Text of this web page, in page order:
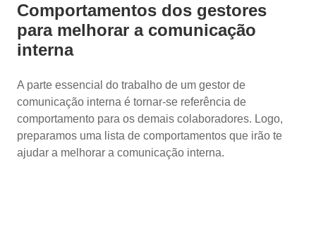
Comportamentos dos gestores
para melhorar a comunicação
interna
A parte essencial do trabalho de um gestor de
comunicação interna é tornar-se referência de
comportamento para os demais colaboradores. Logo,
preparamos uma lista de comportamentos que irão te
ajudar a melhorar a comunicação interna.